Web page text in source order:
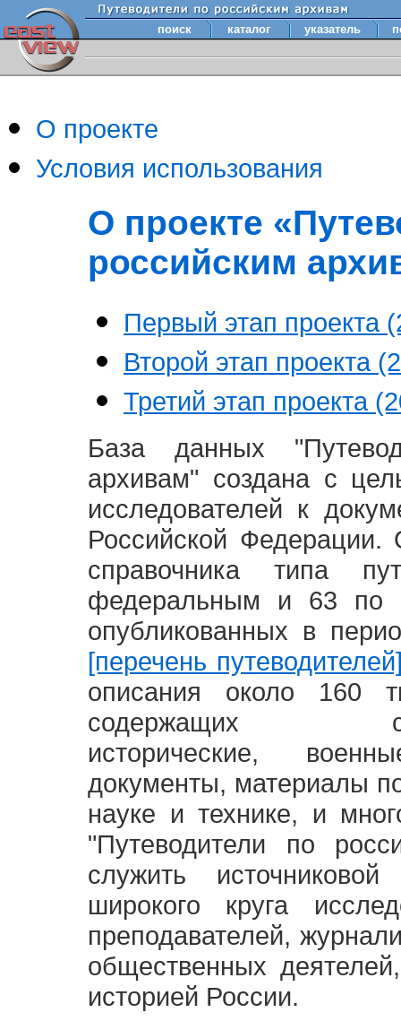
поиск каталог указатель
О проекте
Условия использования
О проекте
российским
Первый этап проекта
Второй этап проекта
Третий этап проекта
База данных
архивам" создана с
исследователей к
Российской
справочника типа
федеральным и 63 по
опубликованных в
[перечень
описания около 160
содержащих
исторические,
документы, материалы
науке и технике, и
"Путеводители по
служить
широкого круга
преподавателей,
общественных
историей России.